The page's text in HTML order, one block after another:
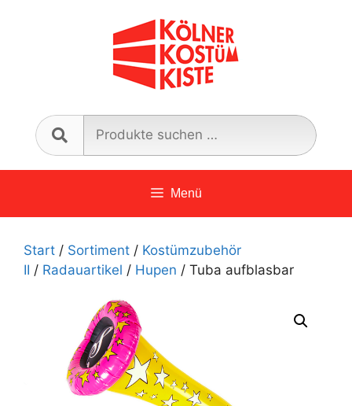
nach:
Menü
Start / Sortiment / Kostümzubehör
II / Radauartikel / Hupen / Tuba aufblasbar